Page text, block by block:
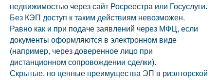
недвижимостью через сайт Росреестра или Госуслуги.
Без КЭП доступ к таким действиям невозможен.
Равно как и при подаче заявлений через МФЦ, если
документы оформляются в электронном виде
(например, через доверенное лицо при
дистанционном сопровождении сделки).
Скрытые, но ценные преимущества ЭП в риэлторской